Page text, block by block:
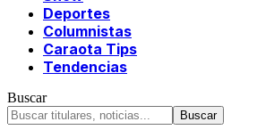
Deportes
Columnistas
Caraota Tips
Tendencias
Buscar